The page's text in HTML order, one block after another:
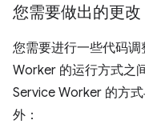
您需要做出的更改
您需要进行一些代码
Worker 的运行方式之
Service Worker 的方
外：